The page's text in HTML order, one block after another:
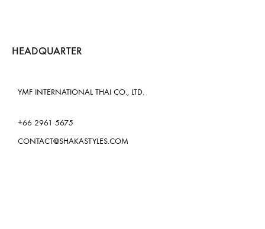
HEADQUARTER
YMF INTERNATIONAL THAI CO., LTD.
+66 2961 5675
CONTACT@SHAKASTYLES.COM